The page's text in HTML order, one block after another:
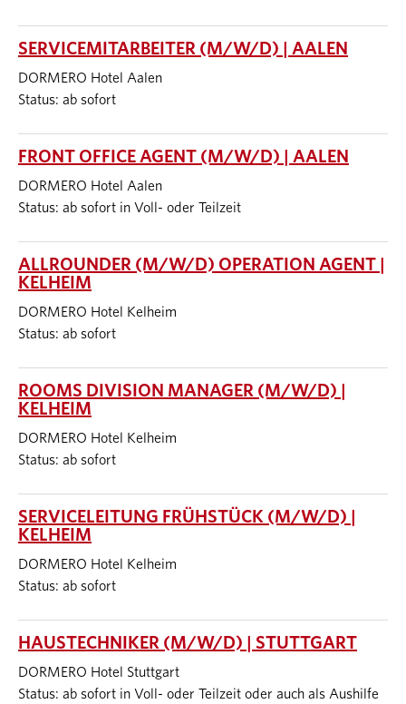
SERVICEMITARBEITER (M/W/D) | AALEN
DORMERO Hotel Aalen
Status: ab sofort
FRONT OFFICE AGENT (M/W/D) | AALEN
DORMERO Hotel Aalen
Status: ab sofort in Voll- oder Teilzeit
ALLROUNDER (M/W/D) OPERATION AGENT |
KELHEIM
DORMERO Hotel Kelheim
Status: ab sofort
ROOMS DIVISION MANAGER (M/W/D) |
KELHEIM
DORMERO Hotel Kelheim
Status: ab sofort
SERVICELEITUNG FRÜHSTÜCK (M/W/D) |
KELHEIM
DORMERO Hotel Kelheim
Status: ab sofort
HAUSTECHNIKER (M/W/D) | STUTTGART
DORMERO Hotel Stuttgart
Status: ab sofort in Voll- oder Teilzeit oder auch als Aushilfe